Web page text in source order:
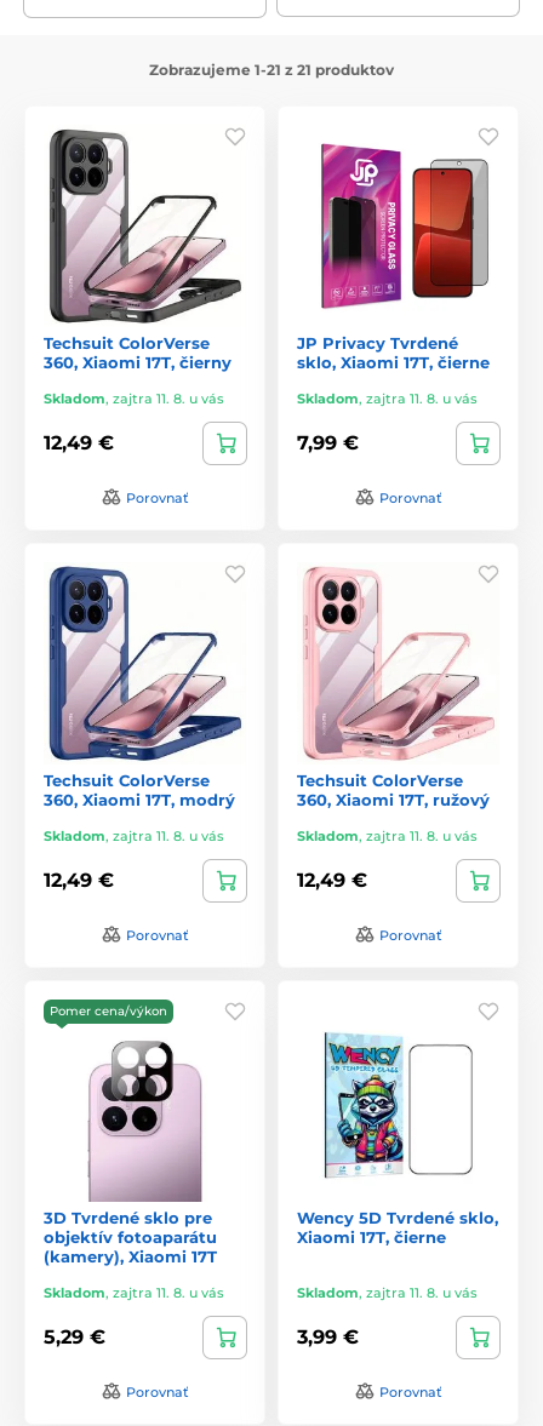
Zobrazujeme 1-21 z 21 produktov
Techsuit ColorVerse
360, Xiaomi 17T, čierny
Skladom, zajtra 11. 8. u vás
12,49 €
Porovnať
JP Privacy Tvrdené
sklo, Xiaomi 17T, čierne
Skladom, zajtra 11. 8. u vás
7,99 €
Porovnať
Techsuit ColorVerse
360, Xiaomi 17T, modrý
Skladom, zajtra 11. 8. u vás
12,49 €
Porovnať
Techsuit ColorVerse
360, Xiaomi 17T, ružový
Skladom, zajtra 11. 8. u vás
12,49 €
Porovnať
Pomer cena/výkon
3D Tvrdené sklo pre
objektív fotoaparátu
(kamery), Xiaomi 17T
Skladom, zajtra 11. 8. u vás
5,29 €
Porovnať
Wency 5D Tvrdené sklo,
Xiaomi 17T, čierne
Skladom, zajtra 11. 8. u vás
3,99 €
Porovnať